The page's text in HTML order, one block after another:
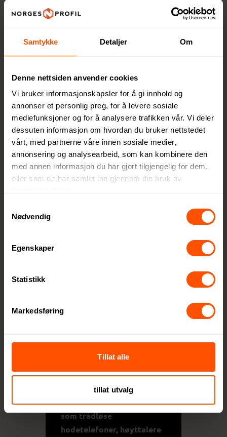
Samtykke Detaljer Om
Denne nettsiden anvender cookies
Vi bruker informasjonskapsler for å gi innhold og
annonser et personlig preg, for å levere sosiale
mediefunksjoner og for å analysere trafikken vår. Vi deler
dessuten informasjon om hvordan du bruker nettstedet
vårt, med partnerne våre innen sosiale medier,
annonsering og analysearbeid, som kan kombinere den
med annen informasjon du har gjort tilgjengelig for dem,
eller som de har samlet inn gjennom din bruk av
Nødvendig
Egenskaper
Statistikk
Markedsføring
Tillat alle
tillat utvalg
High-end elektronikk
Urban Vitamin er et
premium elektronikkmerke
utviklet for den digitale
generasjonen som lever en
mobil og urban livsstil.
Merket tilbyr innovative
produkter av høy kvalitet,
laget for å vare lenger enn
kortvarige trender. Med
Urban Vitamin sørger for at
Sortimentet inkluderer
mobile nødvendigheter
som trådløse
hodetelefoner, høyttalere